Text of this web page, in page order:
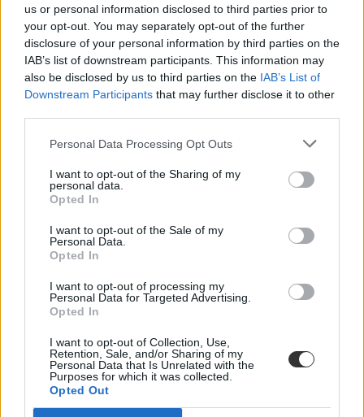
us or personal information disclosed to third parties prior to
your opt-out. You may separately opt-out of the further
disclosure of your personal information by third parties on the
IAB’s list of downstream participants. This information may
also be disclosed by us to third parties on the IAB’s List of
Downstream Participants that may further disclose it to other
Personal Data Processing Opt Outs
I want to opt-out of the Sharing of my
personal data.
Opted In
I want to opt-out of the Sale of my
Personal Data.
Opted In
I want to opt-out of processing my
Personal Data for Targeted Advertising.
Opted In
I want to opt-out of Collection, Use,
Retention, Sale, and/or Sharing of my
Personal Data that Is Unrelated with the
Purposes for which it was collected.
Opted Out
Hozzászólások
felsőoktatásba, mint ahány kollégiumi férőhely
összesen van
Nemcsak abban vannak jelentős különbségek az egyetemek között,
hogy hány kollégiumi férőhely jut a hallgatókra, a térítési díj összege
sem egységes. Míg a BME-n 100 újonnan felvett egyetemistára 76
díjak pedig 9300 és 25 500 forint között mozognak a vizsgált
intézményekben. Megnéztük, hol mekkora a kollégiumi kapacitás,
mennyit kell fizetni, és mi alapján dől el, hogy ki költözhet be.
Felsőoktatás
Szöllősi Anna
Dolgoznának az egyetem mellett, mégsem
vállalhatnak diákmunkát – több mint százezer